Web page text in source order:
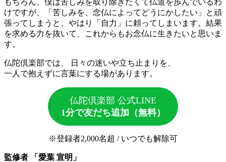
けですが、「苦しみを、念仏によってどうにかしたい」と頑
張ってしまうと、やはり「自力」に頼ってしまいます。 結果
を求める力を抜いて、これからもお念仏に生きたいと思いま
す。
仏陀倶楽部では、 日々の迷いや立ち止まりを、
一人で抱えずに言葉にする場があります。
仏陀倶楽部 公式LINE
1分で友だち追加（無料）
※登録者2,000名超 / いつでも解除可
監修者 「愛葉 宣明」